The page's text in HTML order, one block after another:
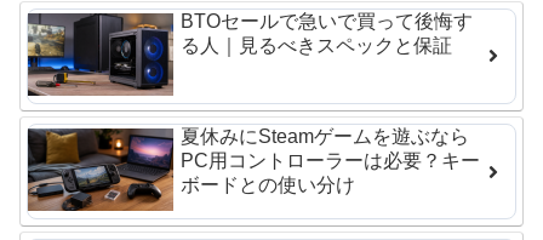
BTOセールで急いで買って後悔す
る人｜見るべきスペックと保証
夏休みにSteamゲームを遊ぶなら
PC用コントローラーは必要？キー
ボードとの使い分け